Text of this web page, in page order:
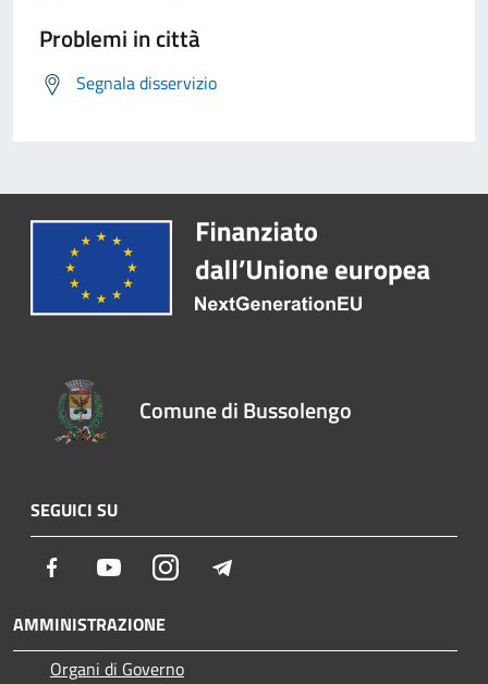
Problemi in città
Segnala disservizio
Comune di Bussolengo
SEGUICI SU
Facebook YoutubeInstagram
AMMINISTRAZIONE
Organi di Governo